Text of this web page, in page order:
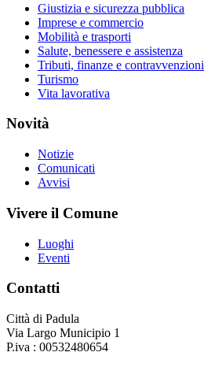
Giustizia e sicurezza pubblica
Imprese e commercio
Mobilità e trasporti
Salute, benessere e assistenza
Tributi, finanze e contravvenzioni
Turismo
Vita lavorativa
Novità
Notizie
Comunicati
Avvisi
Vivere il Comune
Luoghi
Eventi
Contatti
Città di Padula
Via Largo Municipio 1
P.iva : 00532480654